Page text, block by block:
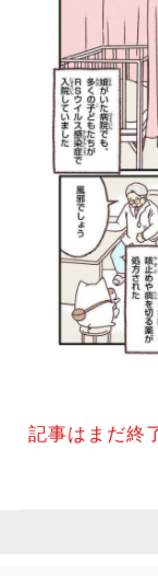
記事はまだ終